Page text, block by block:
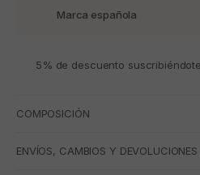
Marca española
5% de descuento
COMPOSICIÓN
ENVÍOS, CAMBIOS Y DEVOLUCIONES